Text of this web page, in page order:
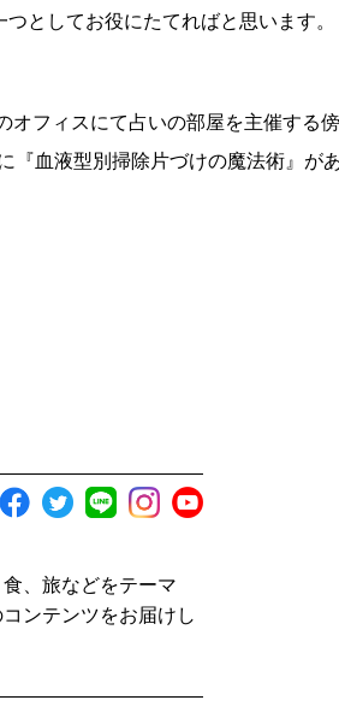
としてお役にたてればと思います。
オフィスにて占いの部屋を主催する傍
血液型別掃除片づけの魔法術』が
、旅などをテーマ
ンテンツをお届けし